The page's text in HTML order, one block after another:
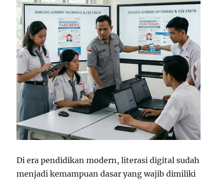
Di era pendidikan modern, literasi digital sudah
menjadi kemampuan dasar yang wajib dimiliki